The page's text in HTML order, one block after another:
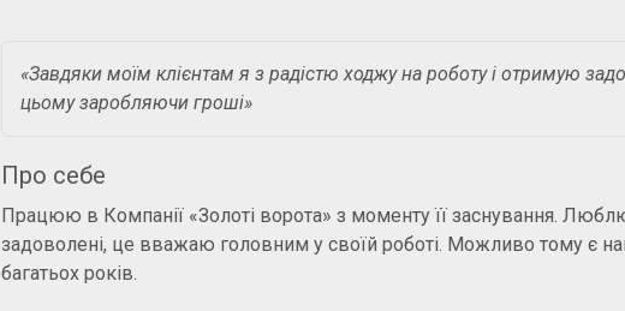
«Завдяки моїм клієнтам я з радістю ходжу на роботу і отримую
цьому заробляючи гроші»
Про себе
Працюю в Компанії «Золоті ворота» з моменту її заснування.
задоволені, це вважаю головним у своїй роботі. Можливо тому є
багатьох років.